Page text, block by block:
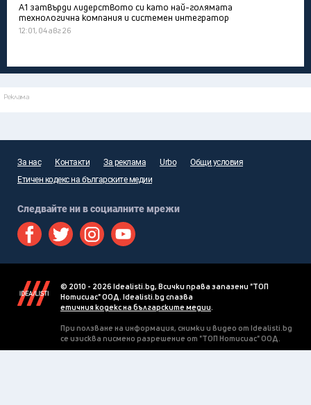
А1 затвърди лидерството си като най-голямата
технологична компания и системен интегратор
12:01, 04 авг 26
Реклама
За нас Контакти За реклама Urbo
Общи условия
Етичен кодекс на българските медии
Следвайте ни в социалните мрежи
© 2010 - 2026 Idealisti.bg, Всички права запазени "ТОП
Нотисиас" ООД. Idealisti.bg спазва
етичния кодекс на българските медии.
При ползване на информация, снимки и видео от Idealisti.bg
се изисква писмено разрешение от "ТОП Нотисиас" ООД.